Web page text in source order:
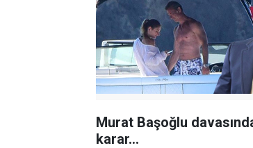
Murat Başoğlu
karar...